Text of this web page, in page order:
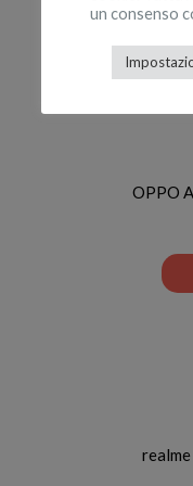
OPPO
un consenso